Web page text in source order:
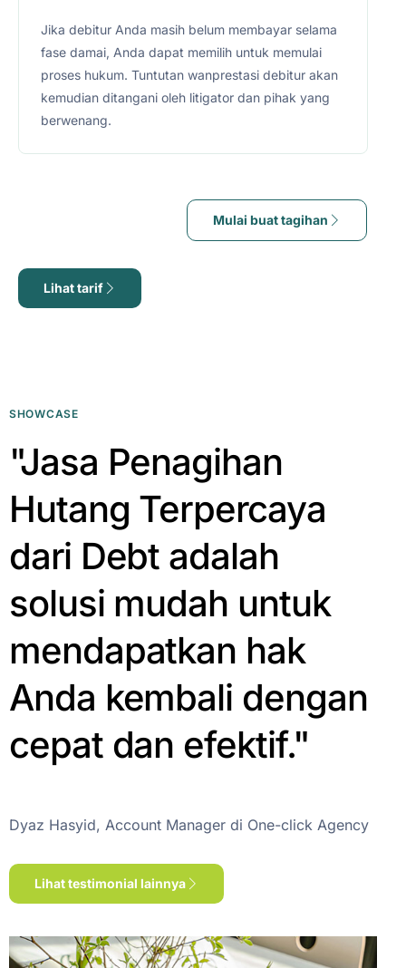
Jika debitur Anda masih belum membayar selama
fase damai, Anda dapat memilih untuk memulai
proses hukum. Tuntutan wanprestasi debitur akan
kemudian ditangani oleh litigator dan pihak yang
berwenang.
Mulai buat tagihan
Lihat tarif
SHOWCASE
"Jasa Penagihan
Hutang Terpercaya
dari Debt adalah
solusi mudah untuk
mendapatkan hak
Anda kembali dengan
cepat dan efektif."
Dyaz Hasyid, Account Manager di One-click Agency
Lihat testimonial lainnya